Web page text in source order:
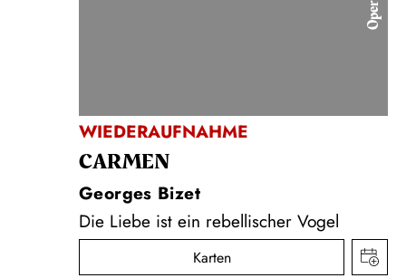
Oper
WIEDERAUFNAHME
CARMEN
Georges Bizet
Die Liebe ist ein rebellischer Vogel
Karten